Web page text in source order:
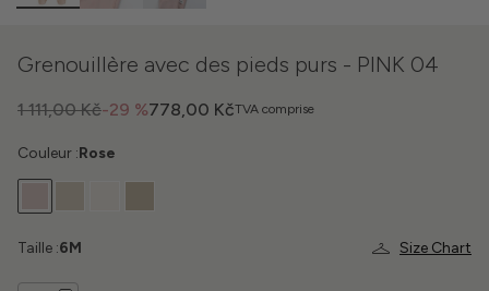
Grenouillère avec des pieds purs - PINK 04
TVA comprise
-29 %
1 111,00 Kč 778,00 Kč
Couleur :Rose
Size Chart
Taille :6M